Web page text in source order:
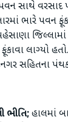
સાથે વરસાદ
ભારે પવન
જિલ્લામાં
લાગ્યો
સહિતના
ભીતિ;હાલમાં